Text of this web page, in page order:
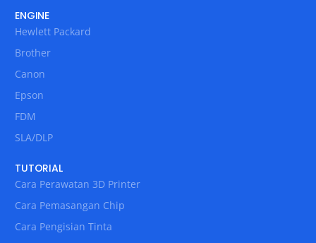
ENGINE
Hewlett Packard
Brother
Canon
Epson
FDM
SLA/DLP
TUTORIAL
Cara Perawatan 3D Printer
Cara Pemasangan Chip
Cara Pengisian Tinta